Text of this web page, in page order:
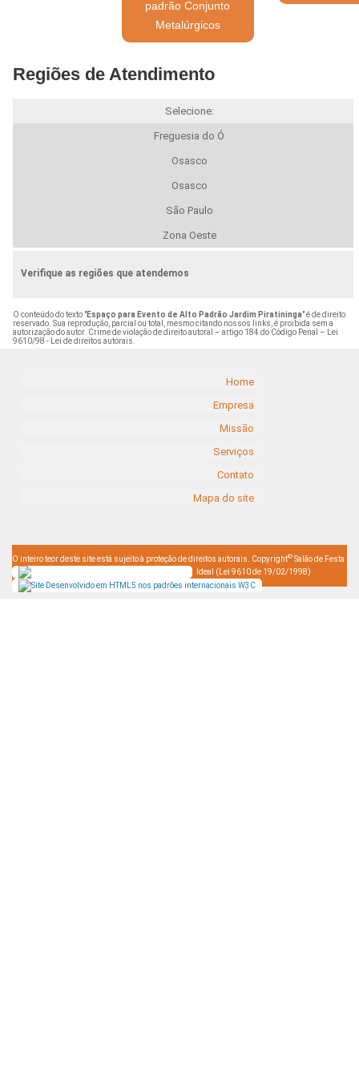
padrão Conjunto
Metalúrgicos
Regiões de Atendimento
Selecione:
Freguesia do Ó
Osasco
Osasco
São Paulo
Zona Oeste
Verifique as regiões que atendemos
O conteúdo do texto "Espaço para Evento de Alto Padrão Jardim Piratininga" é de direito
reservado. Sua reprodução, parcial ou total, mesmo citando nossos links, é proibida sem a
autorização do autor. Crime de violação de direito autoral – artigo 184 do Código Penal –
Lei
9610/98 - Lei de direitos autorais
Home
Empresa
Missão
Serviços
Contato
Mapa do site
O inteiro teor deste site está sujeito à proteção de direitos autorais. Copyright© Salão de Festa
Ideal (Lei 9610 de 19/02/1998)